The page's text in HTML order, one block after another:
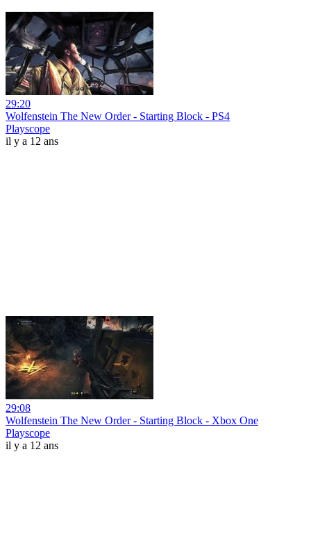
29:20
Wolfenstein The New Order - Starting Block - PS4
Playscope
il y a 12 ans
29:08
Wolfenstein The New Order - Starting Block - Xbox One
Playscope
il y a 12 ans